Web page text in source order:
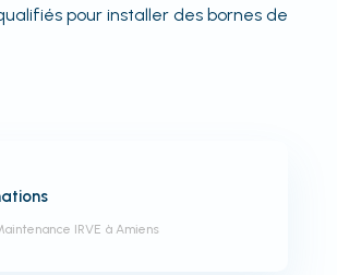
pour installer des bornes de
IRVE à Amiens